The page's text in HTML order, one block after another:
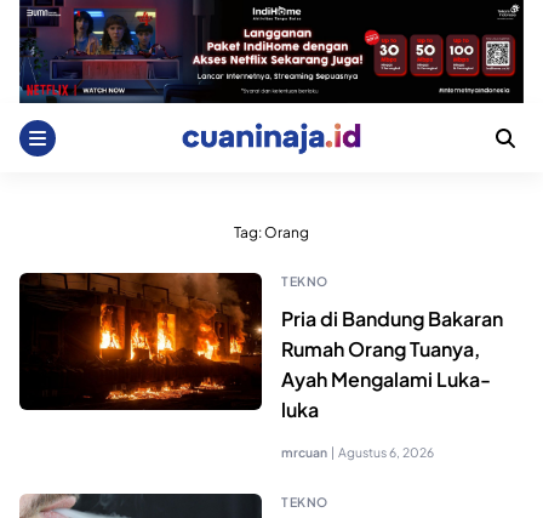
Skip
content
Tag:Orang
TEKNO
Pria di Bandung Bakaran
Rumah Orang Tuanya,
Ayah Mengalami Luka-
luka
mrcuan | Agustus 6, 2026
TEKNO